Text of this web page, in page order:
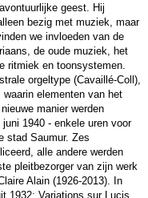
geest. Hij
bezig met muziek, maar
we invloeden van de
de oude muziek, het
ritmiek en toonsystemen.
orgeltype (Cavaillé-Coll),
elementen van het
manier werden
1940 - enkele uren voor
stad Saumur. Zes
alle andere werden
pleitbezorger van zijn werk
Alain (1926-2013). In
1932: Variations sur Lucis